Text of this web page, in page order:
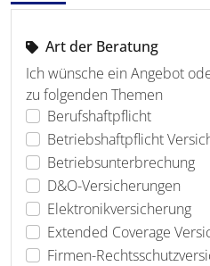
Art der Beratung
Ich wünsche ein Angebot
zu folgenden Themen
Berufshaftpflicht
Betriebshaftpflicht
Betriebsunterbrechung
D&O-Versicherungen
Elektronikversicherung
Extended Coverage
Firmen-